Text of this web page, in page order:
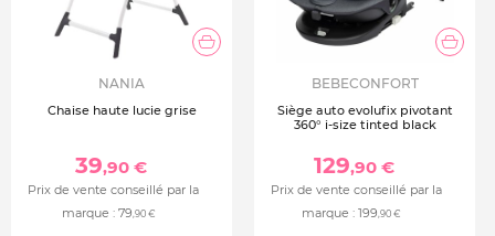
NANIA
Chaise haute lucie grise
39,90 €
Prix de vente conseillé par la
marque : 79,90 €
BEBECONFORT
Siège auto evolufix pivotant
360° i-size tinted black
129,90 €
Prix de vente conseillé par la
marque : 199,90 €